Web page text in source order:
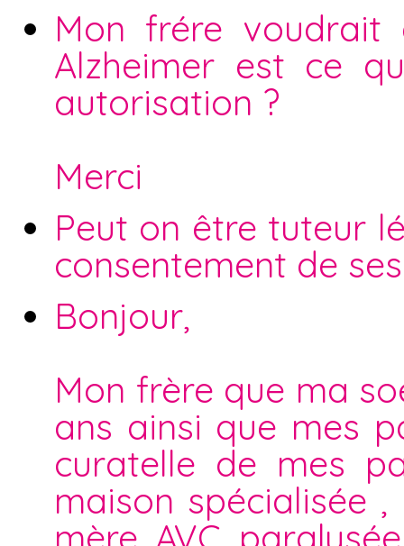
Mon frére
Alzheimer est ce
autorisation ?
Merci
Peut on être tuteur
consentement de
Bonjour,
Mon frère que ma
ans ainsi que mes
curatelle de mes
maison spécialisée